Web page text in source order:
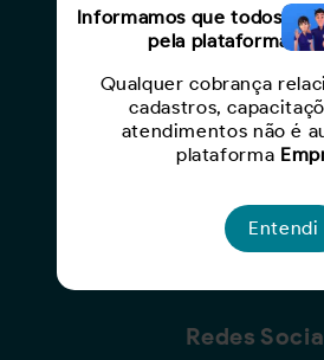
Para
Cadastro de
Capacite-
Criar
Redes
Informamos que todos os
pela plataforma
Qualquer cobrança
cadastros,
atendimentos não é
plataforma
Entendi